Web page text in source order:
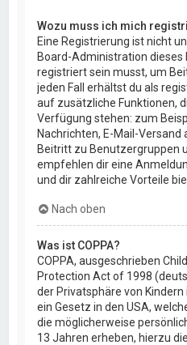
Wozu muss ich mich
Eine Registrierung ist nicht
Board-Administration dieses
registriert sein musst, um
jeden Fall erhältst du als
auf zusätzliche Funktionen,
Verfügung stehen: zum
Nachrichten, E-Mail-Versand
Beitritt zu Benutzergruppen
empfehlen dir eine
und dir zahlreiche Vorteile
Nach oben
Was ist COPPA?
COPPA, ausgeschrieben
Protection Act of 1998
der Privatsphäre von
ein Gesetz in den USA,
die möglicherweise
13 Jahren erheben, hierzu